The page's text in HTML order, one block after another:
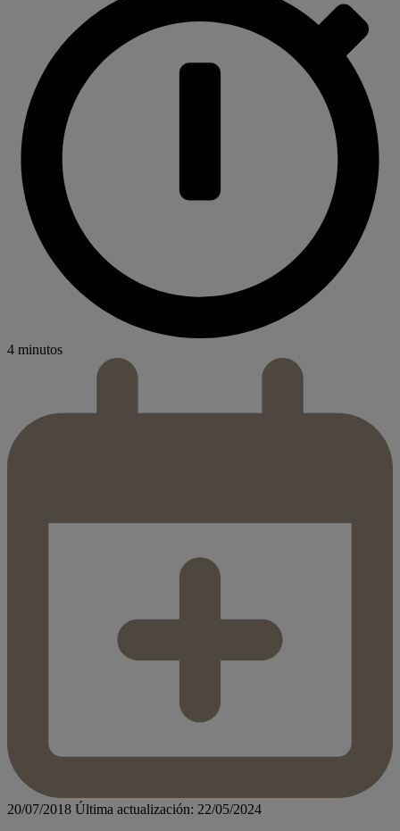
4 minutos
20/07/2018 Última actualización: 22/05/2024